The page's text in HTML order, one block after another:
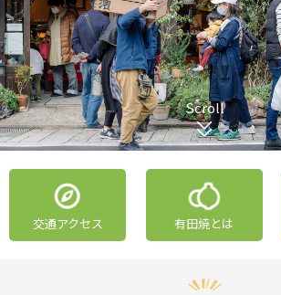
Scroll
交通アクセス 有田焼とは